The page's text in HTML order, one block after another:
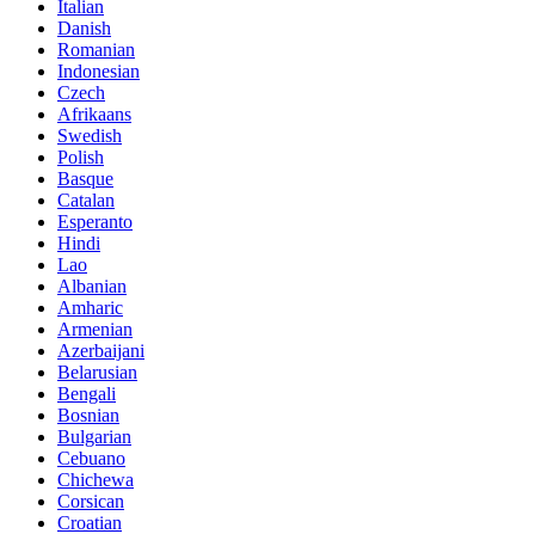
Italian
Danish
Romanian
Indonesian
Czech
Afrikaans
Swedish
Polish
Basque
Catalan
Esperanto
Hindi
Lao
Albanian
Amharic
Armenian
Azerbaijani
Belarusian
Bengali
Bosnian
Bulgarian
Cebuano
Chichewa
Corsican
Croatian